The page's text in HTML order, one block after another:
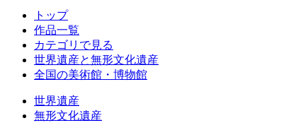
トップ
作品一覧
カテゴリで見る
世界遺産と無形文化遺産
全国の美術館・博物館
世界遺産
無形文化遺産